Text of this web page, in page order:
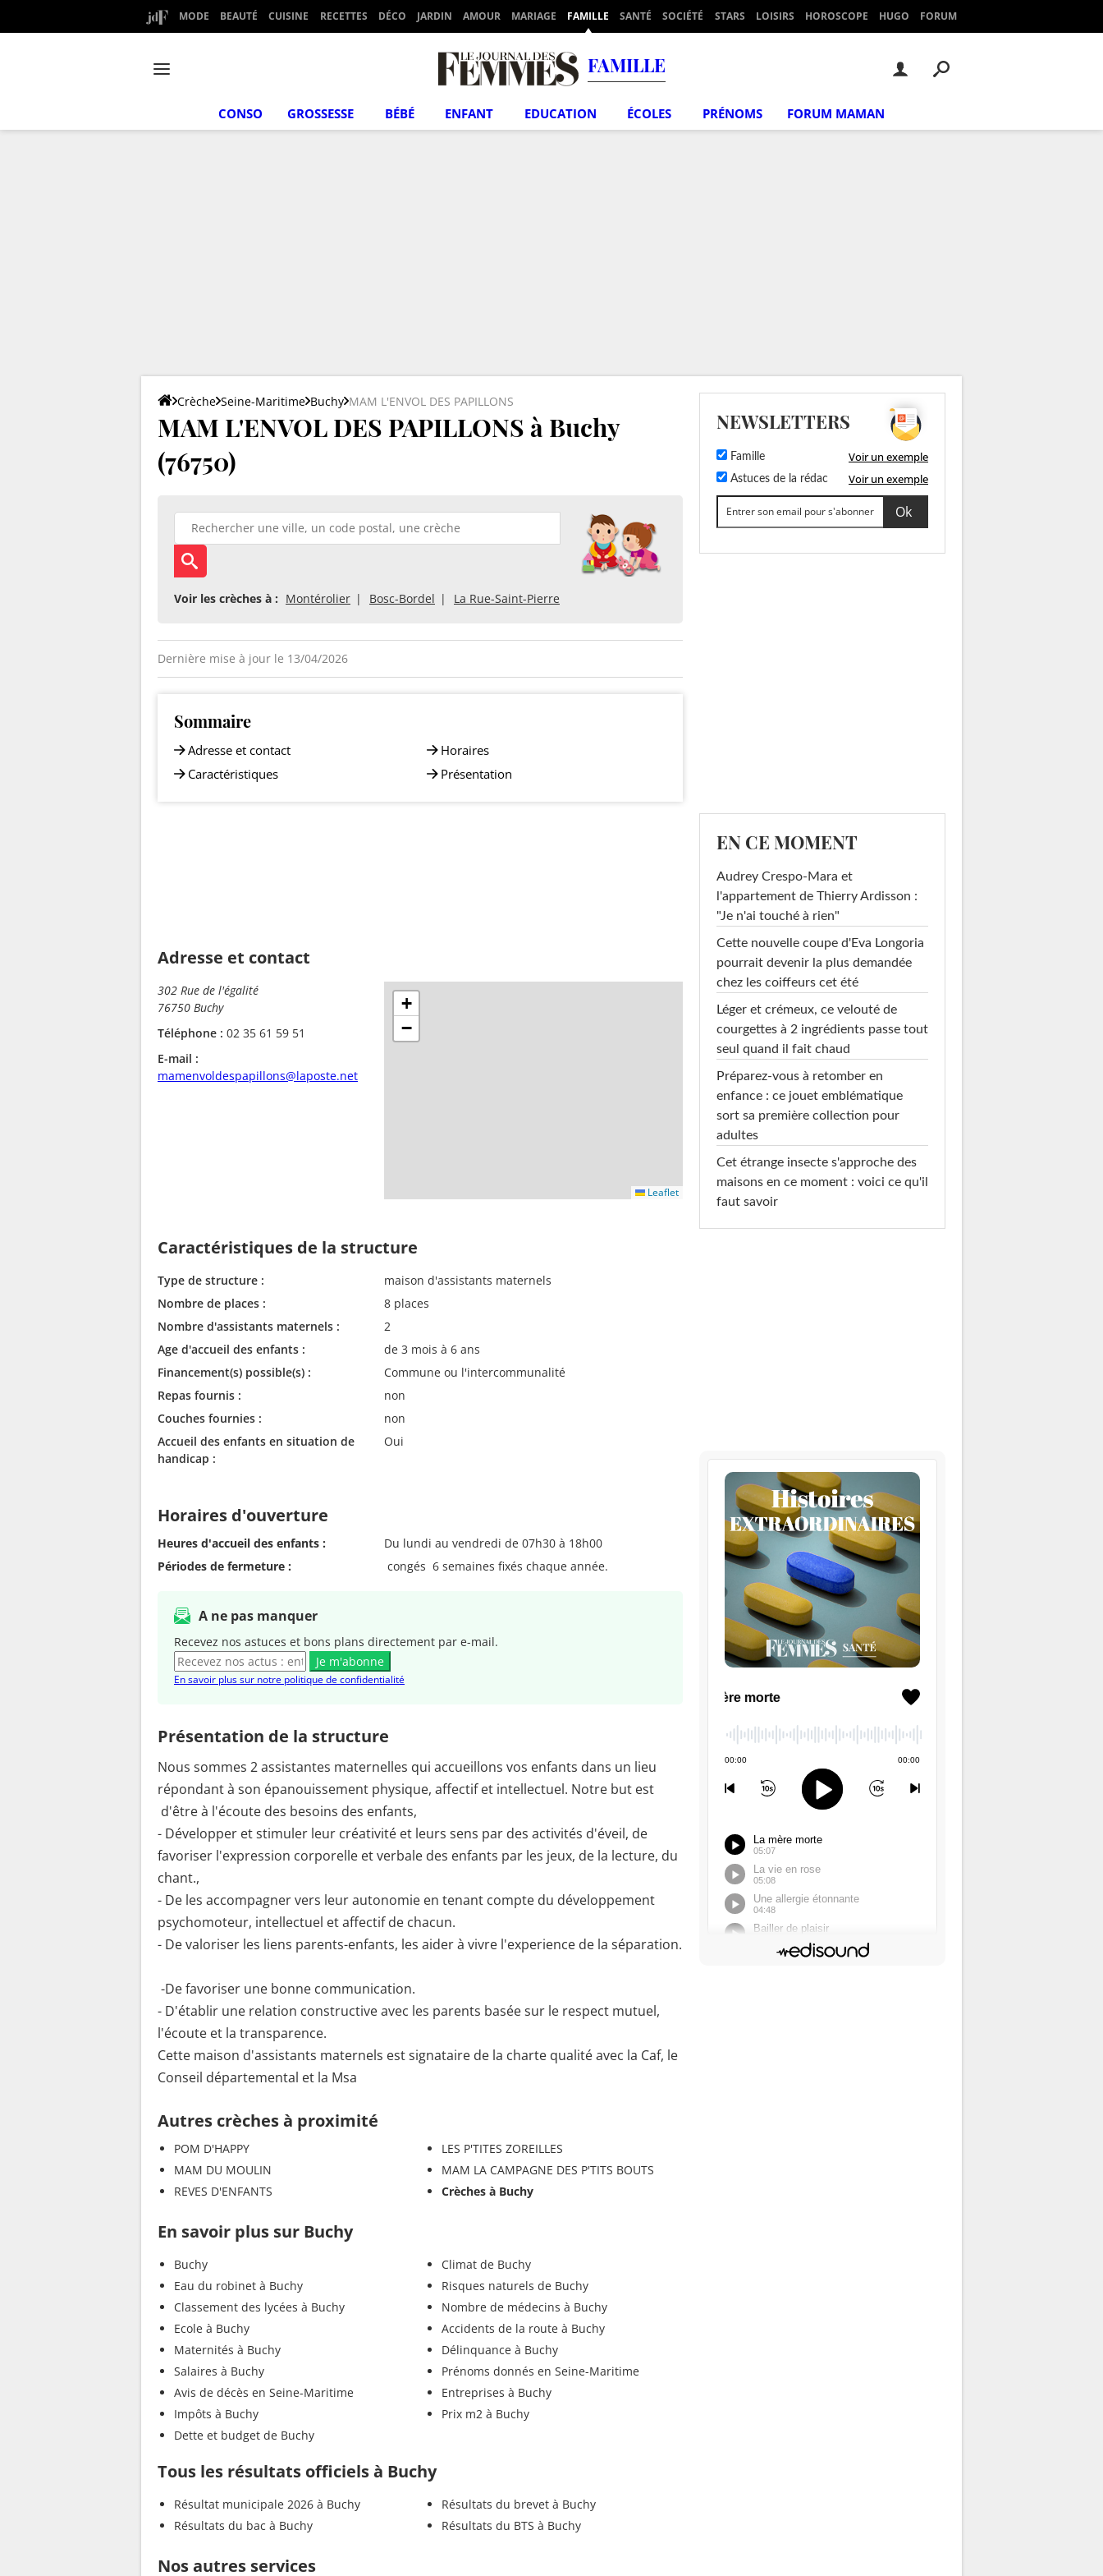
MODE BEAUTÉ CUISINE RECETTES DÉCO JARDIN AMOUR MARIAGE FAMILLE SANTÉ SOCIÉTÉ STARS LOISIRS HOROSCOPE HUGO FORUM
FAMILLE
CONSO GROSSESSE BÉBÉ ENFANT EDUCATION ÉCOLES PRÉNOMS FORUM MAMAN
Crèche Seine-Maritime Buchy MAM L'ENVOL DES PAPILLONS
MAM L'ENVOL DES PAPILLONS à Buchy
(76750)
Voir les crèches à : Montérolier Bosc-Bordel La Rue-Saint-Pierre
Dernière mise à jour le 13/04/2026
Sommaire
Adresse et contact
Caractéristiques
Horaires
Présentation
Adresse et contact
302 Rue de l'égalité
76750 Buchy
Téléphone : 02 35 61 59 51
E-mail :
mamenvoldespapillons@laposte.net
+
−
Leaflet
Caractéristiques de la structure
Type de structure :
maison d'assistants maternels
Nombre de places :
8 places
Nombre d'assistants maternels :
2
Age d'accueil des enfants :
de 3 mois à 6 ans
Financement(s) possible(s) :
Commune ou l'intercommunalité
Repas fournis :
non
Couches fournies :
non
Accueil des enfants en situation de
handicap :
Oui
Horaires d'ouverture
Heures d'accueil des enfants :
Du lundi au vendredi de 07h30 à 18h00
Périodes de fermeture :
congés 6 semaines fixés chaque année.
A ne pas manquer
Recevez nos astuces et bons plans directement par e-mail.
Je m'abonne
En savoir plus sur notre politique de confidentialité
Présentation de la structure
Nous sommes 2 assistantes maternelles qui accueillons vos enfants dans un lieu
répondant à son épanouissement physique, affectif et intellectuel. Notre but est
d'être à l'écoute des besoins des enfants,
- Développer et stimuler leur créativité et leurs sens par des activités d'éveil, de
favoriser l'expression corporelle et verbale des enfants par les jeux, de la lecture, du
chant.,
- De les accompagner vers leur autonomie en tenant compte du développement
psychomoteur, intellectuel et affectif de chacun.
- De valoriser les liens parents-enfants, les aider à vivre l'experience de la séparation.
-De favoriser une bonne communication.
- D'établir une relation constructive avec les parents basée sur le respect mutuel,
l'écoute et la transparence.
Cette maison d'assistants maternels est signataire de la charte qualité avec la Caf, le
Conseil départemental et la Msa
Autres crèches à proximité
POM D'HAPPY
MAM DU MOULIN
REVES D'ENFANTS
LES P'TITES ZOREILLES
MAM LA CAMPAGNE DES P'TITS BOUTS
Crèches à Buchy
En savoir plus sur Buchy
Buchy
Eau du robinet à Buchy
Classement des lycées à Buchy
Ecole à Buchy
Maternités à Buchy
Salaires à Buchy
Avis de décès en Seine-Maritime
Impôts à Buchy
Dette et budget de Buchy
Climat de Buchy
Risques naturels de Buchy
Nombre de médecins à Buchy
Accidents de la route à Buchy
Délinquance à Buchy
Prénoms donnés en Seine-Maritime
Entreprises à Buchy
Prix m2 à Buchy
Tous les résultats officiels à Buchy
Résultat municipale 2026 à Buchy
Résultats du bac à Buchy
Résultats du brevet à Buchy
Résultats du BTS à Buchy
Nos autres services
NEWSLETTERS
Famille Voir un exemple
Astuces de la rédac Voir un exemple
EN CE MOMENT
Audrey Crespo-Mara et
l'appartement de Thierry Ardisson :
"Je n'ai touché à rien"
Cette nouvelle coupe d'Eva Longoria
pourrait devenir la plus demandée
chez les coiffeurs cet été
Léger et crémeux, ce velouté de
courgettes à 2 ingrédients passe tout
seul quand il fait chaud
Préparez-vous à retomber en
enfance : ce jouet emblématique
sort sa première collection pour
adultes
Cet étrange insecte s'approche des
maisons en ce moment : voici ce qu'il
faut savoir